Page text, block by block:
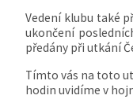
Vedení klubu také
ukončení
předány při utkání
Tímto vás na toto
hodin uvidíme v